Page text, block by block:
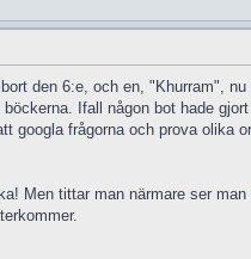
den 6:e, och en, "Khurram",
Ifall någon bot hade
googla frågorna och prova olika
Men tittar man närmare ser